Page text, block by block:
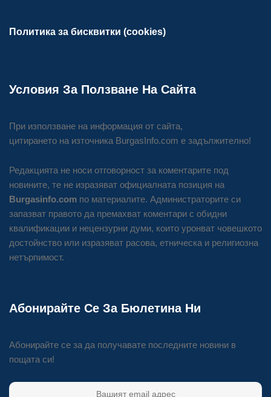
Политика за бисквитки (cookies)
Условия За Ползване На Сайта
При използване на информация от сайта,
цитирането на източника BurgasInfo.com е задължително!
Редакцията не носи отговорност за коментарите под
новините, те не изразяват официалната позиция на
Burgasinfo.com по материалите. Администраторите си
запазват правото да премахват коментари с обидни
квалификации и нецензурни думи, които уронват човешкото
достойнство или изразяват расова, етническа и религиозна
нетърпимост.
Абонирайте Се За Бюлетина Ни
Абонирайте се за да получавате последните новини в
пощата си!